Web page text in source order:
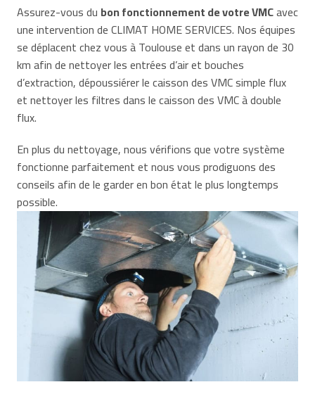
Assurez-vous du bon fonctionnement de votre VMCavec
une intervention de CLIMAT HOME SERVICES. Nos équipes
se déplacent chez vous à Toulouse et dans un rayon de 30
km afin de nettoyer les entrées d’air et bouches
d’extraction, dépoussiérer le caisson des VMC simple flux
et nettoyer les filtres dans le caisson des VMC à double
flux.
En plus du nettoyage, nous vérifions que votre système
fonctionne parfaitement et nous vous prodiguons des
conseils afin de le garder en bon état le plus longtemps
possible.